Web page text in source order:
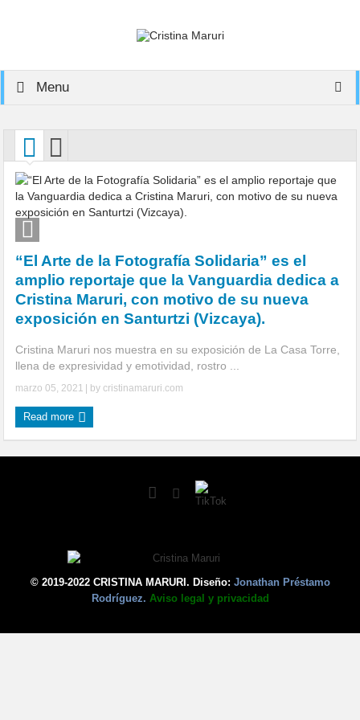
Menu
“El Arte de la Fotografía Solidaria” es el
amplio reportaje que la Vanguardia dedica a
Cristina Maruri, con motivo de su nueva
exposición en Santurtzi (Vizcaya).
Cristina Maruri nos muestra en su exposición de La Casa Torre,
llena de expresividad y emotividad, rostro ...
marzo 05, 2021 | bycristinamaruri.com
Read more
© 2019-2022 CRISTINA MARURI. Diseño: Jonathan Préstamo
Rodríguez. Aviso legal y privacidad